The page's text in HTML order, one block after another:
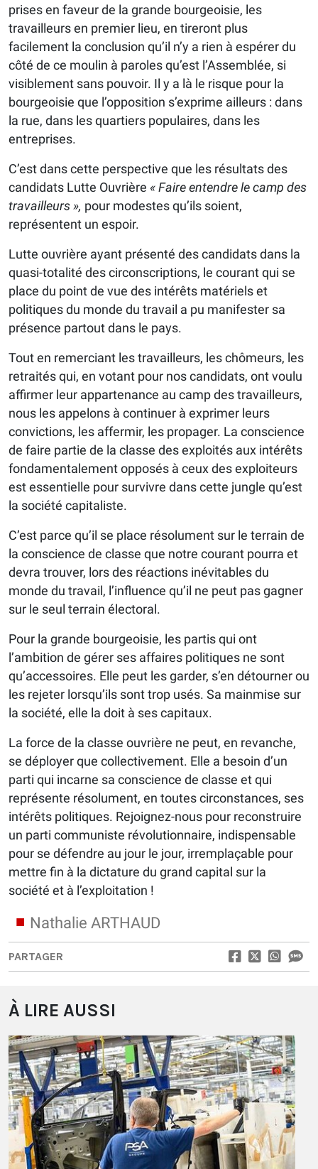
prises en faveur de la grande bourgeoisie, les
travailleurs en premier lieu, en tireront plus
facilement la conclusion qu’il n’y a rien à espérer du
côté de ce moulin à paroles qu’est l’Assemblée, si
visiblement sans pouvoir. Il y a là le risque pour la
bourgeoisie que l’opposition s’exprime ailleurs : dans
la rue, dans les quartiers populaires, dans les
entreprises.
C’est dans cette perspective que les résultats des
candidats Lutte Ouvrière « Faire entendre le camp des
travailleurs », pour modestes qu’ils soient,
représentent un espoir.
Lutte ouvrière ayant présenté des candidats dans la
quasi-totalité des circonscriptions, le courant qui se
place du point de vue des intérêts matériels et
politiques du monde du travail a pu manifester sa
présence partout dans le pays.
Tout en remerciant les travailleurs, les chômeurs, les
retraités qui, en votant pour nos candidats, ont voulu
affirmer leur appartenance au camp des travailleurs,
nous les appelons à continuer à exprimer leurs
convictions, les affermir, les propager. La conscience
de faire partie de la classe des exploités aux intérêts
fondamentalement opposés à ceux des exploiteurs
est essentielle pour survivre dans cette jungle qu’est
la société capitaliste.
C’est parce qu’il se place résolument sur le terrain de
la conscience de classe que notre courant pourra et
devra trouver, lors des réactions inévitables du
monde du travail, l’influence qu’il ne peut pas gagner
sur le seul terrain électoral.
Pour la grande bourgeoisie, les partis qui ont
l’ambition de gérer ses affaires politiques ne sont
qu’accessoires. Elle peut les garder, s’en détourner ou
les rejeter lorsqu’ils sont trop usés. Sa mainmise sur
la société, elle la doit à ses capitaux.
La force de la classe ouvrière ne peut, en revanche,
se déployer que collectivement. Elle a besoin d’un
parti qui incarne sa conscience de classe et qui
représente résolument, en toutes circonstances, ses
intérêts politiques. Rejoignez-nous pour reconstruire
un parti communiste révolutionnaire, indispensable
pour se défendre au jour le jour, irremplaçable pour
mettre fin à la dictature du grand capital sur la
société et à l’exploitation !
Nathalie ARTHAUD
PARTAGER
À LIRE AUSSI